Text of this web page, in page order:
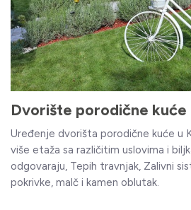
Dvorište porodične kuće
Uređenje dvorišta porodične kuće u
više etaža sa različitim uslovima i
odgovaraju, Tepih travnjak, Zalivni
pokrivke, malč i kamen oblutak.